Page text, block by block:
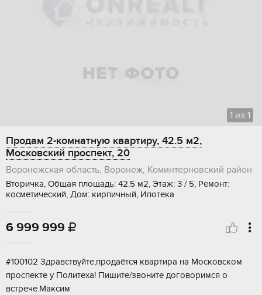
1 из 1
Продам 2-комнатную квартиру, 42.5 м2,
Московский проспект, 20
Воронежская область, Воронеж, Коминтерновский район
Вторичка, Общая площадь: 42.5 м2, Этаж: 3 / 5, Ремонт:
косметический, Дом: кирпичный, Ипотека
6 999 999 
#100102 Здравствуйте,продаётся квартира на Московском
проспекте у Политеха! Пишите/звоните договоримся о
встрече.Максим